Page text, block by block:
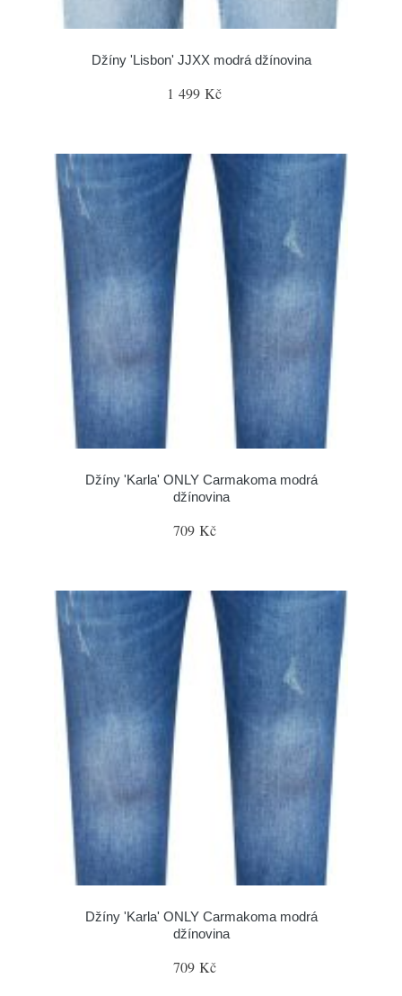
Džíny 'Lisbon' JJXX modrá džínovina
1 499 Kč
Džíny 'Karla' ONLY Carmakoma modrá
džínovina
709 Kč
Džíny 'Karla' ONLY Carmakoma modrá
džínovina
709 Kč